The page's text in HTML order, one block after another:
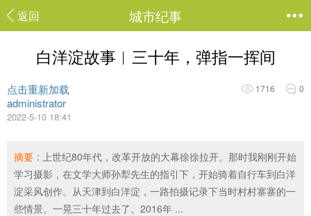
返回 城市纪事
白洋淀故事︱三十年，弹指一挥间
点击重新加载
administrator
2022-5-10 18:41
1716 0
摘要 : 上世纪80年代，改革开放的大幕徐徐拉开。那时我刚刚开始
学习摄影，在文学大师孙犁先生的指引下，开始骑着自行车到白洋
淀采风创作。从天津到白洋淀，一路拍摄记录下当时村村寨寨的一
些情景。一晃三十年过去了。2016年 ...